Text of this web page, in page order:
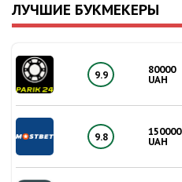
ЛУЧШИЕ БУКМЕКЕРЫ
9.9
80000
UAH
9.8
150000
UAH